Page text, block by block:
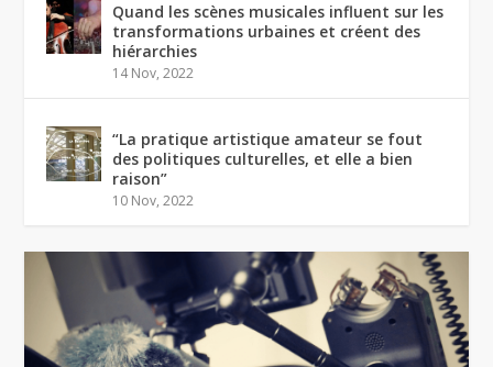
Quand les scènes musicales influent sur les
transformations urbaines et créent des
hiérarchies
14 Nov, 2022
“La pratique artistique amateur se fout
des politiques culturelles, et elle a bien
raison”
10 Nov, 2022